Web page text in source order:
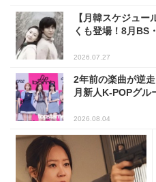
【月韓スケジュ
くも登場！8月BS
2026.07.27
2年前の楽曲が逆
月新人K-POPグル
2026.08.04